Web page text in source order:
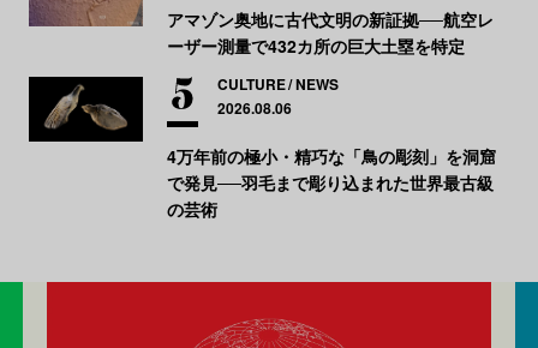
アマゾン奥地に古代文明の新証拠──航空レ
ーザー測量で432カ所の巨大土塁を特定
CULTURE NEWS
2026.08.06
4万年前の極小・精巧な「鳥の彫刻」を洞窟
で発見──羽毛まで彫り込まれた世界最古級
の芸術